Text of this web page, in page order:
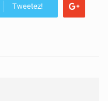
Tweetez!